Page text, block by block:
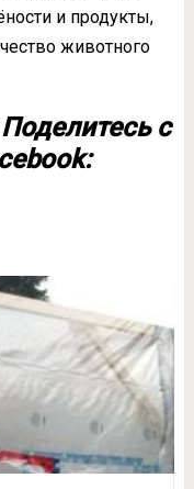
и продукты,
животного
с